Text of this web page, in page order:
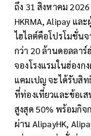
ถึง 31สิงหาคม2026
HKRMA, Alipay และ
ไฮไลต์คือโปรโมชั่นจ
กว่า 20ล้านดอลลาร์
จองโรงแรมในฮ่องก
แคมเปญ จะได้รับสิท
ที่ท่องเที่ยวและข้อเ
สูงสุด 50% พร้อมกิจ
ผ่าน AlipayHK,